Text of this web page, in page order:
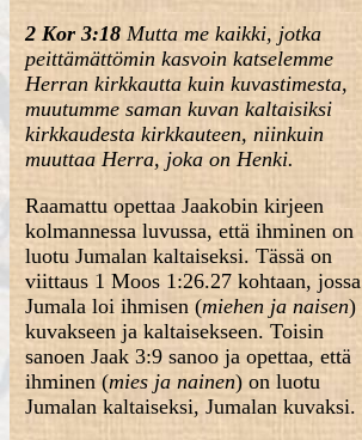
2 Kor 3:18 Mutta me kaikki, jotka
peittämättömin kasvoin katselemme
Herran kirkkautta kuin kuvastimesta,
muutumme saman kuvan kaltaisiksi
kirkkaudesta kirkkauteen, niinkuin
muuttaa Herra, joka on Henki.
Raamattu opettaa Jaakobin kirjeen
kolmannessa luvussa, että ihminen on
luotu Jumalan kaltaiseksi. Tässä on
viittaus 1 Moos 1:26.27 kohtaan, jossa
Jumala loi ihmisen (miehen ja naisen)
kuvakseen ja kaltaisekseen. Toisin
sanoen Jaak 3:9 sanoo ja opettaa, että
ihminen (mies ja nainen) on luotu
Jumalan kaltaiseksi, Jumalan kuvaksi.